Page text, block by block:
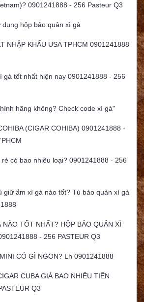
0901241888 - 256 Pasteur Q3
hộp bảo quản xì gà
NHẬP KHẨU USA TPHCM 0901241888
gà tốt nhất hiện nay 0901241888 - 256
hãng không? Check code xì gà"
(CIGAR COHIBA) 0901241888 -
có bao nhiêu loại? 0901241888 - 256
giữ ẩm xì gà nào tốt? Tủ bảo quản xì gà
TỐT NHẤT? HỘP BẢO QUẢN XÌ
- 256 PASTEUR Q3
CÓ GÌ NGON? Lh 0901241888
CUBA GIÁ BAO NHIÊU TIỀN
Q3